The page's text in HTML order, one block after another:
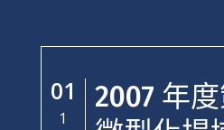
01
1
2007 年度